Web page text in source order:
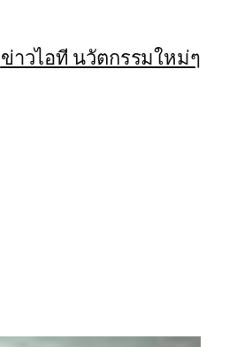
ข่าวไอที นวัตกรรมใหม่ๆ